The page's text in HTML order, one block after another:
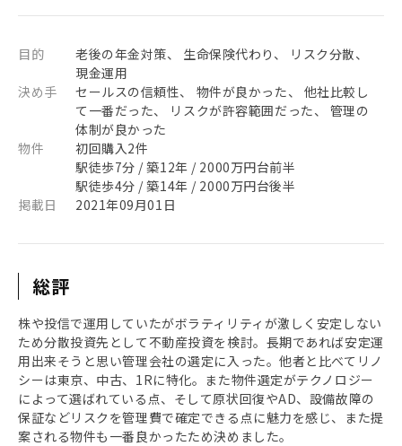
目的
老後の年金対策、 生命保険代わり、 リスク分散、
現金運用
決め手
セールスの信頼性、 物件が良かった、 他社比較し
て一番だった、 リスクが許容範囲だった、 管理の
体制が良かった
物件
初回購入2件
駅徒歩7分 / 築12年 / 2000万円台前半
駅徒歩4分 / 築14年 / 2000万円台後半
掲載日
2021年09月01日
総評
株や投信で運用していたがボラティリティが激しく安定しない
ため分散投資先として不動産投資を検討。長期であれば安定運
用出来そうと思い管理会社の選定に入った。他者と比べてリノ
シーは東京、中古、1Rに特化。また物件選定がテクノロジー
によって選ばれている点、そして原状回復やAD、設備故障の
保証などリスクを管理費で確定できる点に魅力を感じ、また提
案される物件も一番良かったため決めました。